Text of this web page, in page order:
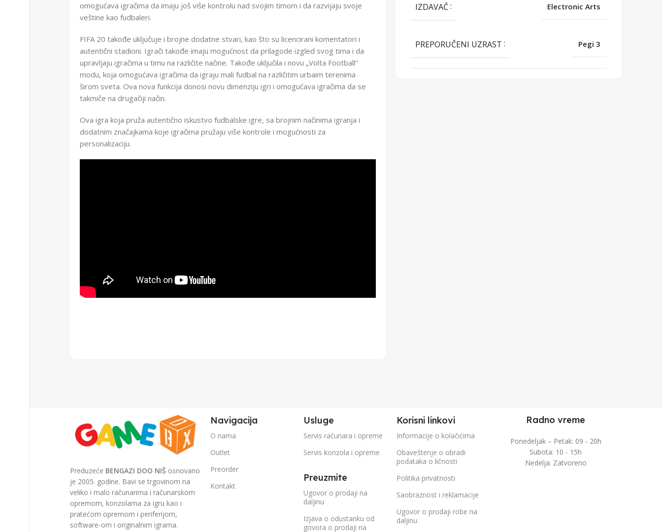
omogućava igračima da imaju još više kontrolu nad svojim timom i da razvijaju svoje
veštine kao fudbaleri.
FIFA 20 takođe uključuje i brojne dodatne stvari, kao što su licencirani komentatori i
autentični stadioni. Igrači takođe imaju mogućnost da prilagode izgled svog tima i da
upravljaju igračima u timu na različite načine. Takođe uključila i novu „Volta Football“
modu, koja omogućava igračima da igraju mali fudbal na različitim urbaim terenima
širom sveta. Ova nova funkcija donosi novu dimenziju igri i omogućava igračima da se
takmiče na drugačiji način.
Ova igra koja pruža autentično iskustvo fudbalske igre, sa brojnim načinima igranja i
dodatnim značajkama koje igračima pružaju više kontrole i mogućnosti za
personalizaciju.
IZDAVAČ Electronic Arts
PREPORUČENI UZRAST Pegi 3
Preduzeće BENGAZI DOO NIŠ osnovano
je 2005. godine. Bavi se trgovinom na
veliko i malo računarima i računarskom
opremom, konzolama za igru kao i
pratećom opremom i periferijom,
software-om i originalnim igrama.
Navigacija
O nama
Outlet
Preorder
Kontakt
Usluge
Servis računara i opreme
Servis konzola i opreme
Preuzmite
Ugovor o prodaji na
daljinu
Izjava o odustanku od
govora o prodaji na
Korisni linkovi
Informacije o kolačićima
Obaveštenje o obradi
podataka o ličnosti
Politika privatnosti
Saobraznost i reklamacije
Ugovor o prodaji robe na
daljinu
Radno vreme
Ponedeljak – Petak: 09 - 20h
Subota: 10 - 15h
Nedelja: Zatvoreno